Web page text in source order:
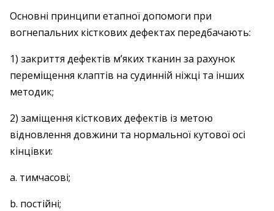
Основні принципи етапної допомоги при
вогнепальних кісткових дефектах передбачають:
1) закриття дефектів м’яких тканин за рахунок
переміщення клаптів на судинній ніжці та інших
методик;
2) заміщення кісткових дефектів із метою
відновлення довжини та нормальної кутової осі
кінцівки:
a. тимчасові;
b. постійні;